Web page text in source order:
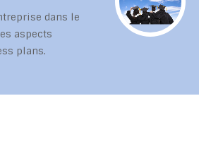
dans le
aspects
plans.